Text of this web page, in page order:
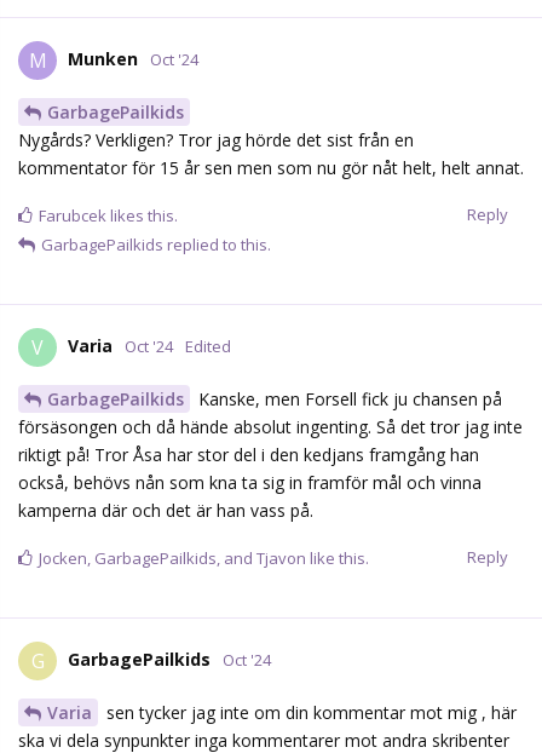
M Munken Oct '24
GarbagePailkids
Nygårds? Verkligen? Tror jag hörde det sist från en
kommentator för 15 år sen men som nu gör nåt helt, helt annat.
Reply
Farubcek likes this.
GarbagePailkids replied to this.
V Varia Oct '24 Edited
GarbagePailkids
Kanske, men Forsell fick ju chansen på
försäsongen och då hände absolut ingenting. Så det tror jag inte
riktigt på! Tror Åsa har stor del i den kedjans framgång han
också, behövs nån som kna ta sig in framför mål och vinna
kamperna där och det är han vass på.
Reply
Jocken, GarbagePailkids, and Tjavon like this.
G GarbagePailkids Oct '24
Varia
sen tycker jag inte om din kommentar mot mig , här
ska vi dela synpunkter inga kommentarer mot andra skribenter